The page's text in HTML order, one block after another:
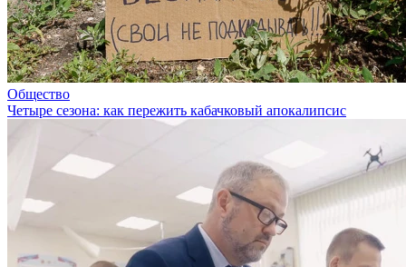
Общество
Четыре сезона: как пережить кабачковый апокалипсис